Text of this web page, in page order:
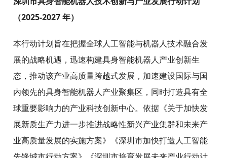
（2025-2027 年）
本行动计划旨在把握全球人工智能与机器人技术融合发
展的战略机遇，迅速构建具身智能机器人产业创新生
态，推动该产业高质量跨越式发展，加速建设国际与国
内领先的具身智能机器人产业聚集区，同时打造具有全
球重要影响力的产业科技创新中心。依据《关于加快发
展新质生产力进一步推进战略性新兴产业集群和未来产
业高质量发展的实施方案》《深圳市加快打造人工智能